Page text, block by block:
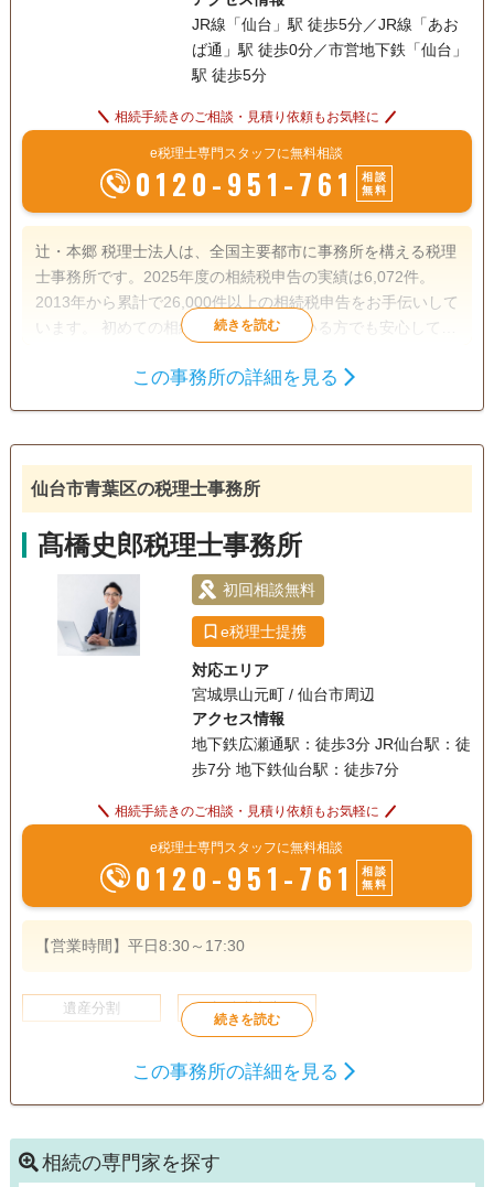
JR線「仙台」駅 徒歩5分／JR線「あお
ば通」駅 徒歩0分／市営地下鉄「仙台」
駅 徒歩5分
相続手続きのご相談・見積り依頼もお気軽に
e税理士専門スタッフに無料相談
0120-951-761
相談
無料
辻・本郷 税理士法人は、全国主要都市に事務所を構える税理
士事務所です。2025年度の相続税申告の実績は6,072件。
2013年から累計で26,000件以上の相続税申告をお手伝いして
います。 初めての相続で不安を感じている方でも安心して相
サービスを提供するために、小さなお悩みやご事情まできめ
生前贈与
訪問可 土日相談可 初回相談無料
この事務所の詳細を見る
仙台市青葉区の税理士事務所
髙橋史郎税理士事務所
初回相談無料
e税理士提携
対応エリア
宮城県山元町 / 仙台市周辺
アクセス情報
地下鉄広瀬通駅：徒歩3分 JR仙台駅：徒
歩7分 地下鉄仙台駅：徒歩7分
相続手続きのご相談・見積り依頼もお気軽に
e税理士専門スタッフに無料相談
0120-951-761
相談
無料
【営業時間】平日8:30～17:30
遺産分割 相続税申告
この事務所の詳細を見る
相続の専門家を探す